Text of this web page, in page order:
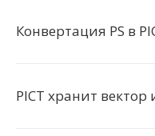
Конвертация PS в
PICT хранит вектор